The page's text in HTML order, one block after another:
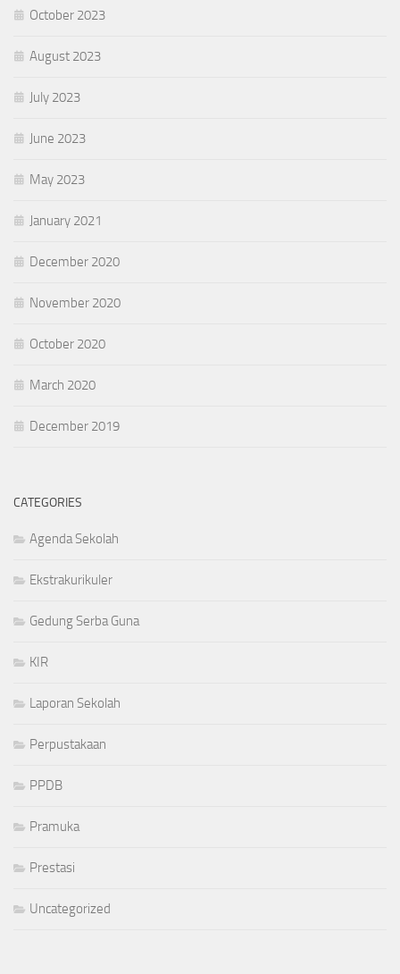
October 2023
August 2023
July 2023
June 2023
May 2023
January 2021
December 2020
November 2020
October 2020
March 2020
December 2019
CATEGORIES
Agenda Sekolah
Ekstrakurikuler
Gedung Serba Guna
KIR
Laporan Sekolah
Perpustakaan
PPDB
Pramuka
Prestasi
Uncategorized